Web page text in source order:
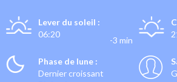
Lever du soleil :
06:20
-3 min
Phase de lune :
Dernier croissant